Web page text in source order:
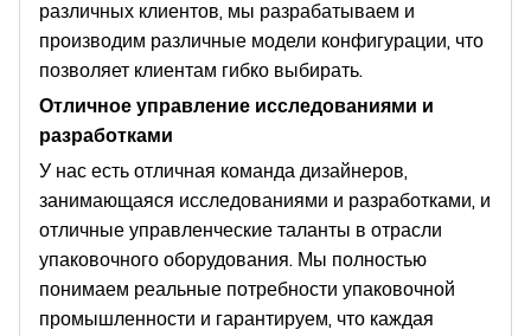
различных клиентов, мы разрабатываем и
производим различные модели конфигурации, что
позволяет клиентам гибко выбирать.
Отличное управление исследованиями и
разработками
У нас есть отличная команда дизайнеров,
занимающаяся исследованиями и разработками, и
отличные управленческие таланты в отрасли
упаковочного оборудования. Мы полностью
понимаем реальные потребности упаковочной
промышленности и гарантируем, что каждая